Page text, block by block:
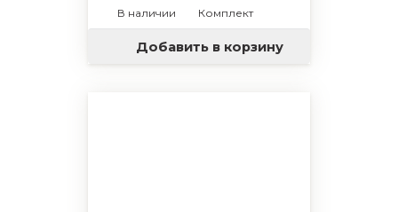
В наличии
Комплект
Добавить в корзину